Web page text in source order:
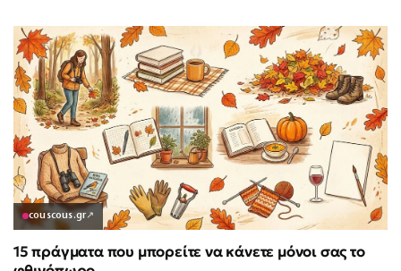
couscous.gr↗
15 πράγματα που μπορείτε να κάνετε μόνοι σας το